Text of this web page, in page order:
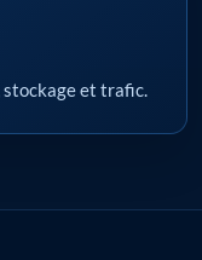
stockage et trafic.